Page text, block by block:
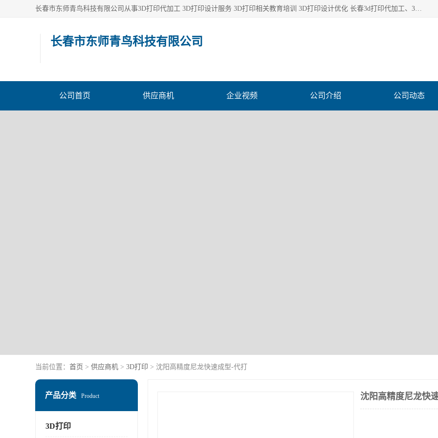
长春市东师青鸟科技有限公司从事3D打印代加工 3D打印设计服务 3D打印相关教育培训 3D打印设计优化 长春3d打印代加工、3D打印代加工及设计服务、3D打印相关教育培训、专利代理及优化、3D打印上下游技术服务，深耕工业设计、机械设计、3D打印多年年，拥有多项技术，辅助数十位客户完成自己的发明及实用新型专利。
长春市东师青鸟科技有限公司
公司首页 供应商机 企业视频 公司介绍 公司动态
当前位置： 首页 > 供应商机 > 3D打印 > 沈阳高精度尼龙快速成型-代打
产品分类 Product
3D打印
沈阳高精度尼龙快